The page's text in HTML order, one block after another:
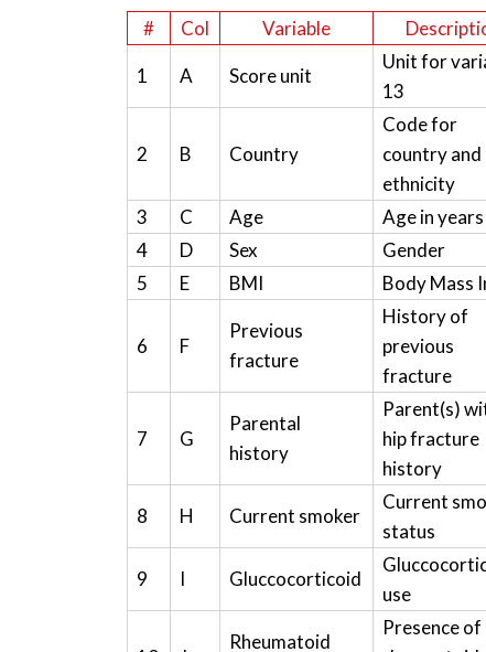
# Col Variable
1 A Score unit
Unit for
13
2 B Country
Code for
country and
ethnicity
3 C Age Age in years
4
D Sex Gender
5
E BMI Body Mass
6 F
Previous
fracture
History of
previous
fracture
7 G
Parental
history
Parent(s)
hip fracture
history
8 H Current smoker
Current
status
9 I Gluccocorticoid
use
Rheumatoid
Presence of